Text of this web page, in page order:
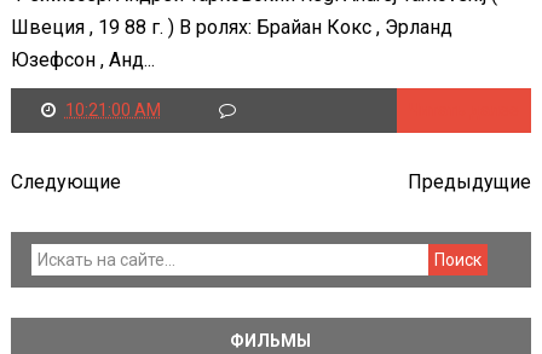
Швеция , 19 88 г. ) В ролях: Брайан Кокс , Эрланд
Юзефсон , Анд...
10:21:00 AM
Следующие Предыдущие
ФИЛЬМЫ